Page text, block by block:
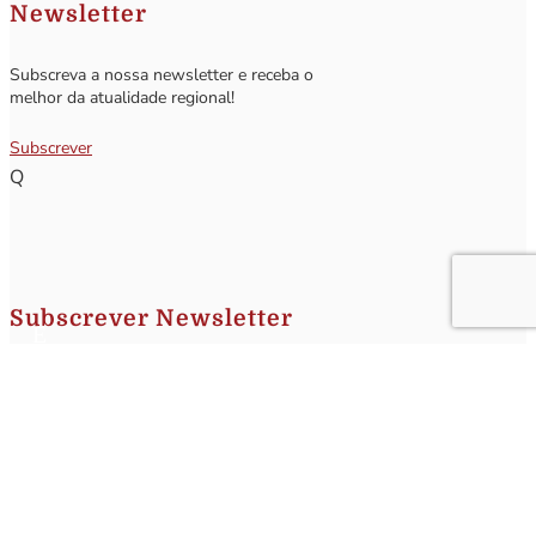
Newsletter
Subscreva a nossa newsletter e receba o
melhor da atualidade regional!
Subscrever
Q
Subscrever Newsletter